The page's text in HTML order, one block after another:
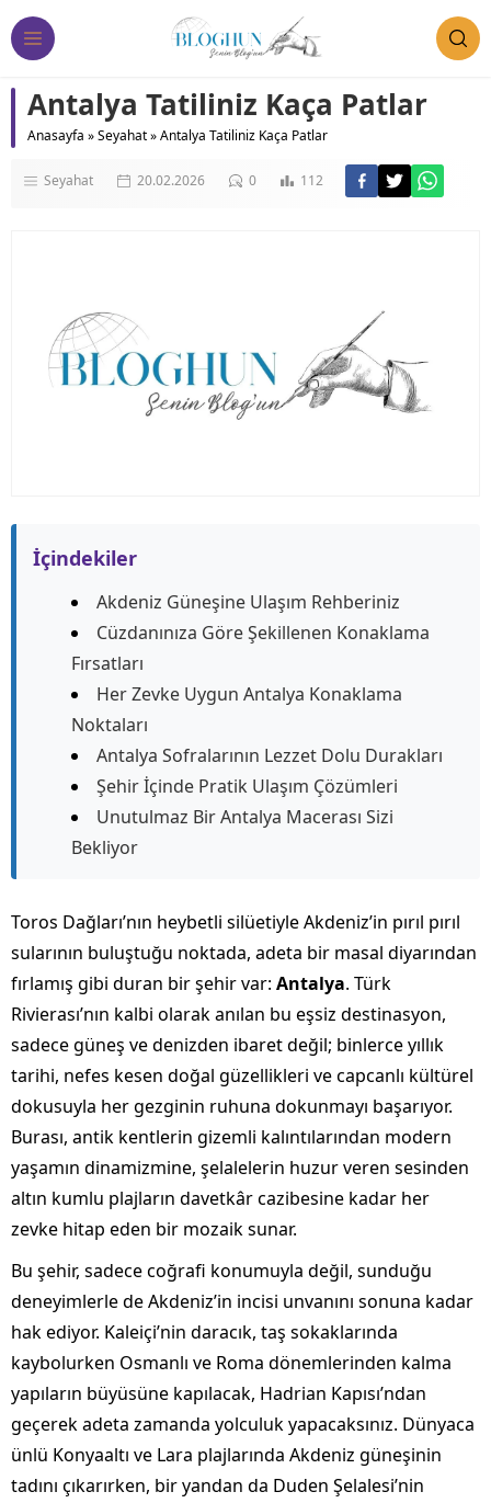
Antalya Tatiliniz Kaça Patlar
Anasayfa »Seyahat»Antalya Tatiliniz Kaça Patlar
Seyahat 20.02.2026 0 112
İçindekiler
Akdeniz Güneşine Ulaşım Rehberiniz
Cüzdanınıza Göre Şekillenen Konaklama
Fırsatları
Her Zevke Uygun Antalya Konaklama
Noktaları
Antalya Sofralarının Lezzet Dolu Durakları
Şehir İçinde Pratik Ulaşım Çözümleri
Unutulmaz Bir Antalya Macerası Sizi
Bekliyor
Toros Dağları’nın heybetli silüetiyle Akdeniz’in pırıl pırıl
sularının buluştuğu noktada, adeta bir masal diyarından
fırlamış gibi duran bir şehir var: Antalya. Türk
Rivierası’nın kalbi olarak anılan bu eşsiz destinasyon,
sadece güneş ve denizden ibaret değil; binlerce yıllık
tarihi, nefes kesen doğal güzellikleri ve capcanlı kültürel
dokusuyla her gezginin ruhuna dokunmayı başarıyor.
Burası, antik kentlerin gizemli kalıntılarından modern
yaşamın dinamizmine, şelalelerin huzur veren sesinden
altın kumlu plajların davetkâr cazibesine kadar her
zevke hitap eden bir mozaik sunar.
Bu şehir, sadece coğrafi konumuyla değil, sunduğu
deneyimlerle de Akdeniz’in incisi unvanını sonuna kadar
hak ediyor. Kaleiçi’nin daracık, taş sokaklarında
kaybolurken Osmanlı ve Roma dönemlerinden kalma
yapıların büyüsüne kapılacak, Hadrian Kapısı’ndan
geçerek adeta zamanda yolculuk yapacaksınız. Dünyaca
ünlü Konyaaltı ve Lara plajlarında Akdeniz güneşinin
tadını çıkarırken, bir yandan da Duden Şelalesi’nin